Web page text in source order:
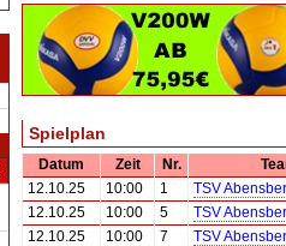
Spielplan
Datum Zeit Nr.
12.10.25
10:00 1
TSV
12.10.25
10:00 5
TSV
12.10.25
10:00 7
TSV